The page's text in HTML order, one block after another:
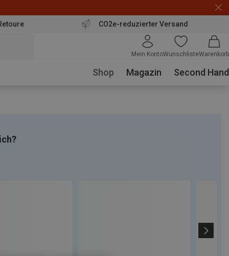
CO2e-reduzierter Versand
Mein KontoWunschlisteWarenkorb
Shop Magazin Second Hand